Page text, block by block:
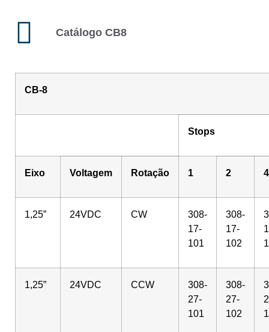
Catálogo CB8
CB-8
Stops
Eixo Voltagem Rotação 1 2 4
1,25” 24VDC CW
308-
17-
101
308-
17-
102
1,25” 24VDC CCW
308-
27-
101
308-
27-
102